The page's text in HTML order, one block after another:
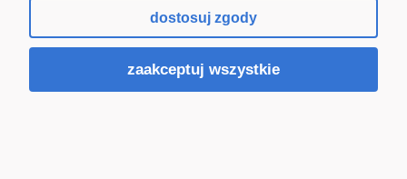
dostosuj zgody
zaakceptuj wszystkie